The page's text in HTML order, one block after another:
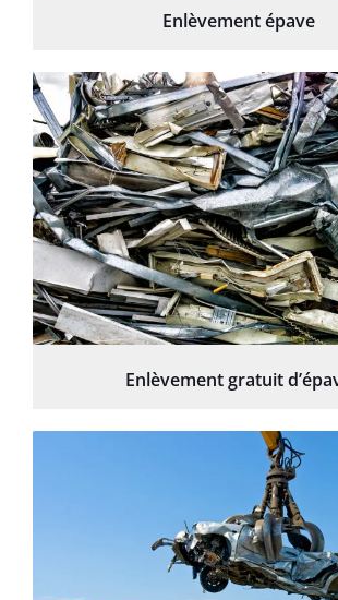
Enlèvement épave
Enlèvement gratuit